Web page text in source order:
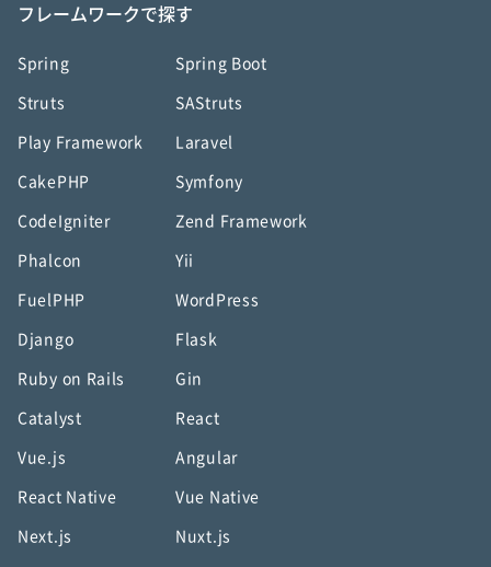
フレームワークで探す
Spring Spring Boot
Struts SAStruts
Play Framework Laravel
CakePHP Symfony
CodeIgniter Zend Framework
Phalcon Yii
FuelPHP WordPress
Django Flask
Ruby on Rails Gin
Catalyst React
Vue.js Angular
React Native Vue Native
Next.js Nuxt.js